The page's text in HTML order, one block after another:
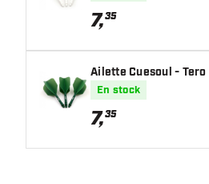
7,35
Ailette Cuesoul -
En stock
7,35